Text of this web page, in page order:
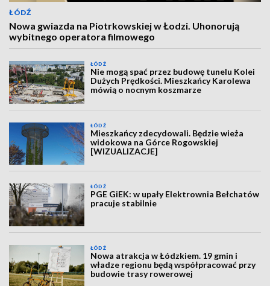
ŁÓDŹ
Nowa gwiazda na Piotrkowskiej w Łodzi. Uhonorują
wybitnego operatora filmowego
ŁÓDŹ
Nie mogą spać przez budowę tunelu Kolei
Dużych Prędkości. Mieszkańcy Karolewa
mówią o nocnym koszmarze
ŁÓDŹ
Mieszkańcy zdecydowali. Będzie wieża
widokowa na Górce Rogowskiej
[WIZUALIZACJE]
ŁÓDŹ
PGE GiEK: w upały Elektrownia Bełchatów
pracuje stabilnie
ŁÓDŹ
Nowa atrakcja w Łódzkiem. 19 gmin i
władze regionu będą współpracować przy
budowie trasy rowerowej